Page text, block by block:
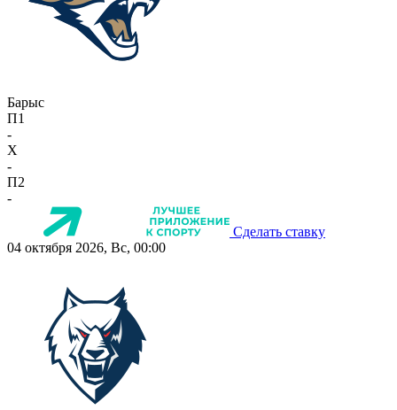
Барыс
П1
-
X
-
П2
-
Сделать ставку
04 октября 2026, Вс, 00:00